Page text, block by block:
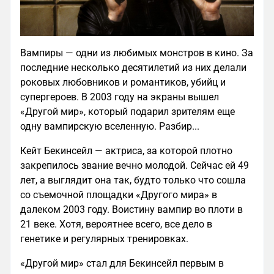
Вампиры — одни из любимых монстров в кино. За
последние несколько десятилетий из них делали
роковых любовников и романтиков, убийц и
супергероев. В 2003 году на экраны вышел
«Другой мир», который подарил зрителям еще
одну вампирскую вселенную. Разбир...
Кейт Бекинсейл — актриса, за которой плотно
закрепилось звание вечно молодой. Сейчас ей 49
лет, а выглядит она так, будто только что сошла
со съемочной площадки «Другого мира» в
далеком 2003 году. Воистину вампир во плоти в
21 веке. Хотя, вероятнее всего, все дело в
генетике и регулярных тренировках.
«Другой мир» стал для Бекинсейл первым в